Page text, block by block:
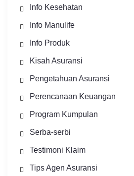
Info Kesehatan
Info Manulife
Info Produk
Kisah Asuransi
Pengetahuan Asuransi
Perencanaan Keuangan
Program Kumpulan
Serba-serbi
Testimoni Klaim
Tips Agen Asuransi